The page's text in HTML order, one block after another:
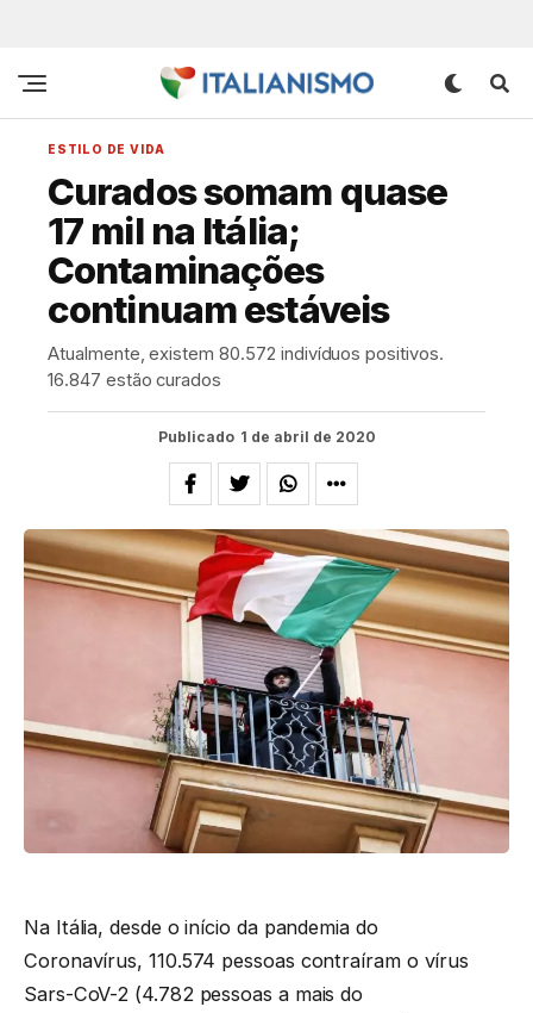
ESTILO DE VIDA
Curados somam quase
17 mil na Itália;
Contaminações
continuam estáveis
Atualmente, existem 80.572 indivíduos positivos.
16.847 estão curados
Publicado 1 de abril de 2020
Na Itália, desde o início da pandemia do
Coronavírus, 110.574 pessoas contraíram o vírus
Sars-CoV-2 (4.782 pessoas a mais do